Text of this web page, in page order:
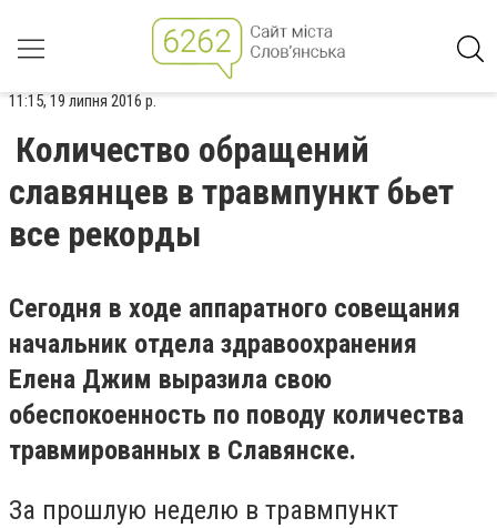
11:15, 19 липня 2016 р.
Количество обращений
славянцев в травмпункт бьет
все рекорды
Сегодня в ходе аппаратного совещания
начальник отдела здравоохранения
Елена Джим выразила свою
обеспокоенность по поводу количества
травмированных в Славянске.
За прошлую неделю в травмпункт